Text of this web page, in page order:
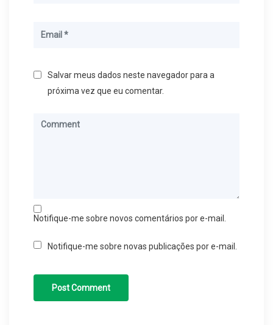
Salvar meus dados neste navegador para a
próxima vez que eu comentar.
Notifique-me sobre novos comentários por e-mail.
Notifique-me sobre novas publicações por e-mail.